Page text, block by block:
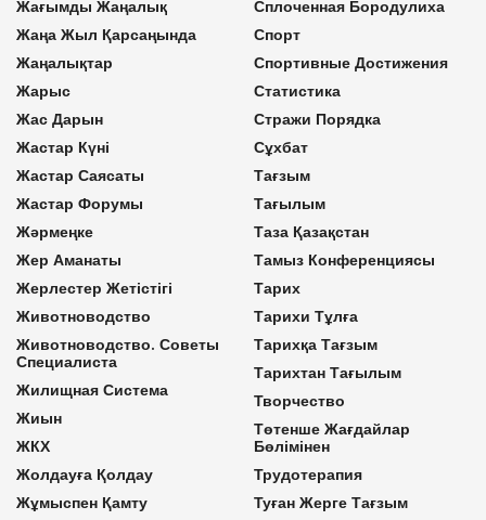
Жағымды Жаңалық
Жаңа Жыл Қарсаңында
Жаңалықтар
Жарыс
Жас Дарын
Жастар Күні
Жастар Саясаты
Жастар Форумы
Жәрмеңке
Жер Аманаты
Жерлестер Жетістігі
Животноводство
Животноводство. Советы
Специалиста
Жилищная Система
Жиын
ЖКХ
Жолдауға Қолдау
Жұмыспен Қамту
Сплоченная Бородулиха
Спорт
Спортивные Достижения
Статистика
Стражи Порядка
Сұхбат
Тағзым
Тағылым
Таза Қазақстан
Тамыз Конференциясы
Тарих
Тарихи Тұлға
Тарихқа Тағзым
Тарихтан Тағылым
Творчество
Төтенше Жағдайлар
Бөлімінен
Трудотерапия
Туған Жерге Тағзым